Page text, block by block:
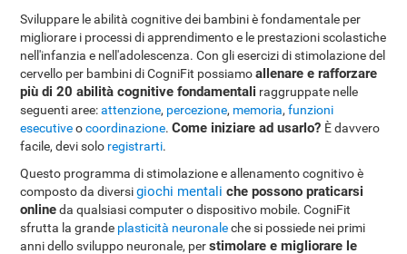
Sviluppare le abilità cognitive dei bambini è fondamentale per
migliorare i processi di apprendimento e le prestazioni scolastiche
nell'infanzia e nell'adolescenza. Con gli esercizi di stimolazione del
cervello per bambini di CogniFit possiamoallenare e rafforzare
più di 20 abilità cognitive fondamentali raggruppate nelle
seguenti aree:attenzione, percezione, memoria,funzioni
esecutiveocoordinazione.Come iniziare ad usarlo? È davvero
facile, devi solo registrarti.
Questo programma di stimolazione e allenamento cognitivo è
composto da diversigiochi mentali che possono praticarsi
onlineda qualsiasi computer o dispositivo mobile. CogniFit
sfrutta la grande plasticità neuronaleche si possiede nei primi
anni dello sviluppo neuronale, perstimolare e migliorare le